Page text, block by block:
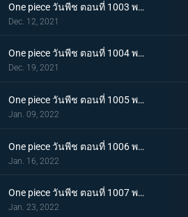
One piece วันพีช ตอนที่ 1003 พากย์ไทย ดาบแห่งความเด็ดเดี่ยว! ปลอกดาบแดงปะทะไคโดอีกครั้ง
Dec. 12, 2021
One piece วันพีช ตอนที่ 1004 พากย์ไทย ท่าที่รับสืบทอดมา ระเบิดท่าเพลงดาบลับของโอเด้ง
Dec. 19, 2021
One piece วันพีช ตอนที่ 1005 พากย์ไทย อานุภาพของอสูรน้ำแข็ง กระสุนภัยโรคระบาดแบบใหม่
Jan. 09, 2022
One piece วันพีช ตอนที่ 1006 พากย์ไทย อภัยให้ไม่ได้! การตัดสินใจของช็อปเปอร์
Jan. 16, 2022
One piece วันพีช ตอนที่ 1007 พากย์ไทย การไล่ล่าของโซโล! อสูรน้ำแข็ง in เกมไล่จับ
Jan. 23, 2022